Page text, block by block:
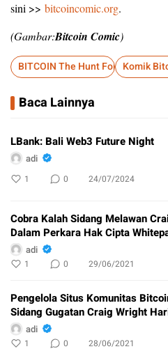
sini >> bitcoincomic.org.
(Gambar:Bitcoin Comic)
BITCOIN The Hunt For Satoshi
Komik
Baca Lainnya
LBank: Bali Web3 Future Night
adi
1 0 24/07/2024
Cobra Kalah Sidang Melawan
Dalam Perkara Hak Cipta
adi
1 0 29/06/2021
Pengelola Situs Komunitas
Sidang Gugatan Craig Wright
adi
1 0 28/06/2021